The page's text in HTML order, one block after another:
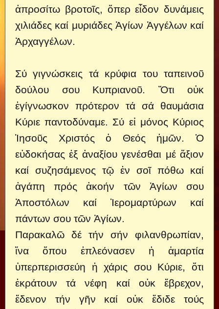
ἀπροσίτω βροτοῖς, ὅπερ εἶδον δυνάμεις
χιλιάδες καί μυριάδες Ἁγίων Ἀγγέλων καί
Ἀρχαγγέλων.
Σύ γιγνώσκεις τά κρύφια του ταπεινοῦ
δούλου σου Κυπριανοῦ. Ὅτι οὐκ
ἐγίγνωσκον πρότερoν τά σά θαυμάσια
Κύριε παντοδύναμε. Σύ εἰ μόνος Κύριος
Ἰησοῦς Χριστός ὁ Θεός ἠμῶν. Ὁ
εὐδοκήσας ἐξ ἀναξίου γενέσθαι μέ ἄξιον
καί συζησάμενος τῷ ἐν σοῖ πόθω καί
ἀγάπη πρός ἀκοήν τῶν Ἁγίων σου
Ἀποστόλων καί Ἱερομαρτύρων καί
πάντων σου τῶν Ἁγίων.
Παρακαλῶ δέ τήν σήν φιλανθρωπίαν,
ἴνα ὅπου ἐπλεόνασεν ἡ ἁμαρτία
ὑπερπερισσεύη ἡ χάρις σου Κύριε, ὅτι
ἐκράτουν τά νέφη καί οὐκ ἔβρεχον,
ἔδενον τήν γῆν καί οὐκ ἔδιδε τούς